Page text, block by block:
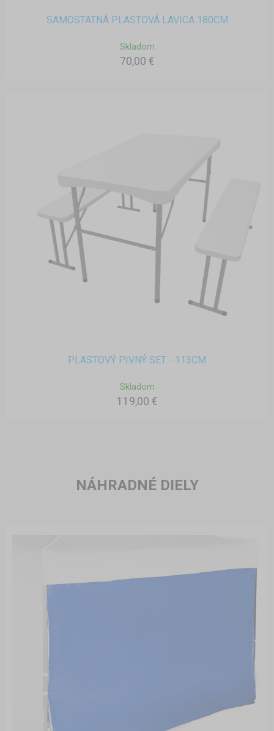
SAMOSTATNÁ PLASTOVÁ LAVICA 180CM
Skladom
70,00 €
PLASTOVÝ PIVNÝ SET - 113CM
Skladom
119,00 €
NÁHRADNÉ DIELY